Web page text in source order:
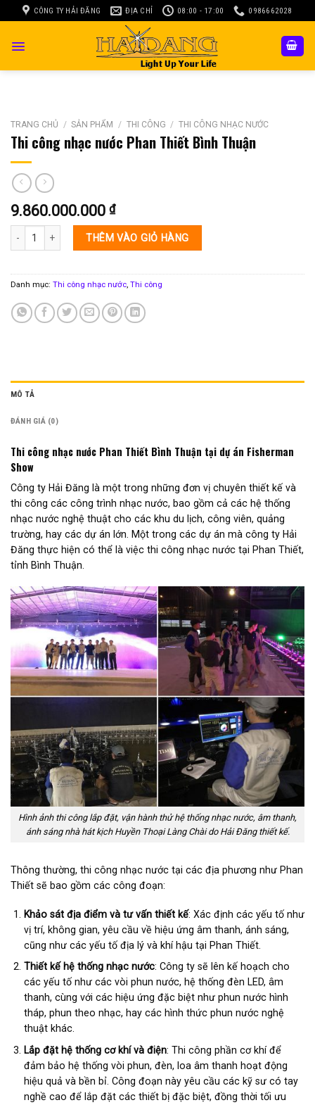
to
CÔNG TY HẢI ĐĂNG ĐỊA CHỈ 08:00 - 17:00 0986662028
TRANG CHỦ / SẢN PHẨM / THI CÔNG / THI CÔNG NHẠC NƯỚC
Thi công nhạc nước Phan Thiết Bình Thuận
9.860.000.000 ₫
Thi công nhạc nước Phan Thiết Bình Thuận số lượng
THÊM VÀO GIỎ HÀNG
Danh mục: Thi công nhạc nước, Thi công
MÔ TẢ
ĐÁNH GIÁ (0)
Thi công nhạc nước Phan Thiết Bình Thuận tại dự án Fisherman
Show
Công ty Hải Đăng là một trong những đơn vị chuyên thiết kế và
thi công các công trình nhạc nước, bao gồm cả các hệ thống
nhạc nước nghệ thuật cho các khu du lịch, công viên, quảng
trường, hay các dự án lớn. Một trong các dự án mà công ty Hải
Đăng thực hiện có thể là việc thi công nhạc nước tại Phan Thiết,
tỉnh Bình Thuận.
Hình ảnh thi công lắp đặt, vận hành thử hệ thống nhạc nước, âm thanh,
ánh sáng nhà hát kịch Huyền Thoại Làng Chài do Hải Đăng thiết kế.
Thông thường, thi công nhạc nước tại các địa phương như Phan
Thiết sẽ bao gồm các công đoạn:
Khảo sát địa điểm và tư vấn thiết kế: Xác định các yếu tố như
vị trí, không gian, yêu cầu về hiệu ứng âm thanh, ánh sáng,
cũng như các yếu tố địa lý và khí hậu tại Phan Thiết.
Thiết kế hệ thống nhạc nước: Công ty sẽ lên kế hoạch cho
các yếu tố như các vòi phun nước, hệ thống đèn LED, âm
thanh, cùng với các hiệu ứng đặc biệt như phun nước hình
tháp, phun theo nhạc, hay các hình thức phun nước nghệ
thuật khác.
Lắp đặt hệ thống cơ khí và điện: Thi công phần cơ khí để
đảm bảo hệ thống vòi phun, đèn, loa âm thanh hoạt động
hiệu quả và bền bỉ. Công đoạn này yêu cầu các kỹ sư có tay
nghề cao để lắp đặt các thiết bị đặc biệt, đồng thời tối ưu